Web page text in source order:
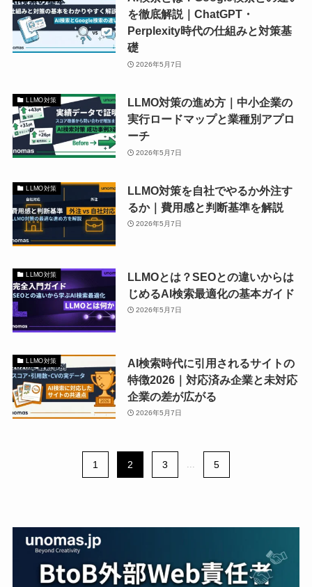
を徹底解説｜ChatGPT・
Perplexity時代の仕組みと対策基
礎
2026年5月7日
LLMO対策
LLMO対策の進め方｜中小企業の
実行ロードマップと業種別アプロ
ーチ
2026年5月7日
LLMO対策
LLMO対策を自社でやるか外注す
るか｜費用感と判断基準を解説
2026年5月7日
LLMO対策
LLMOとは？SEOとの違いからは
じめるAI検索最適化の基本ガイド
2026年5月7日
LLMO対策
AI検索時代に引用されるサイトの
特徴2026｜対応済み企業と未対応
企業の差が広がる
2026年5月7日
1 2 3 ... 5